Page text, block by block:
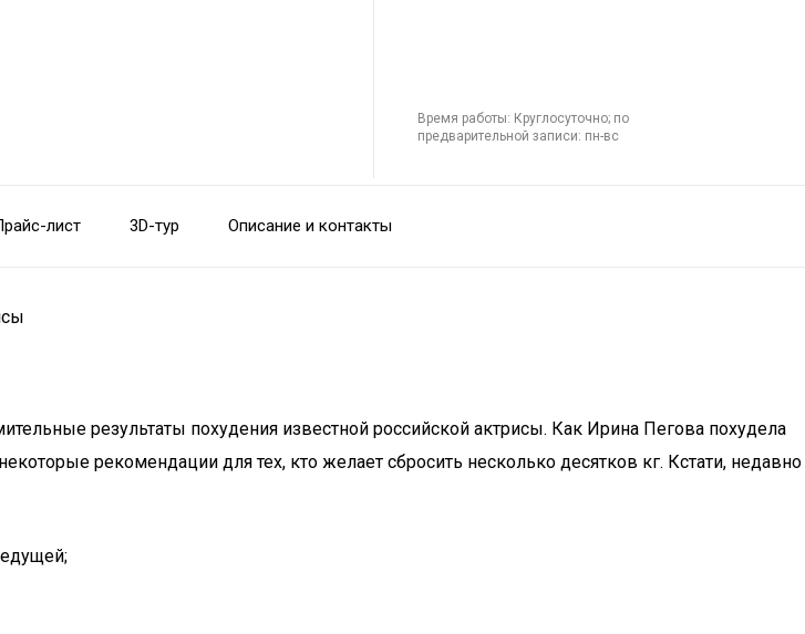
Время работы: Круглосуточно; по
предварительной записи: пн-вс
лист 3D-тур Описание и контакты
результаты похудения известной российской актрисы. Как Ирина Пегова похудела
рекомендации для тех, кто желает сбросить несколько десятков кг. Кстати, недавно